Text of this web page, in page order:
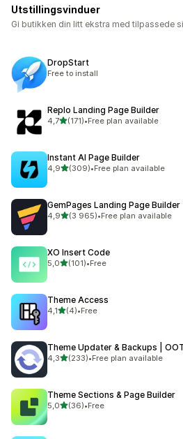
Utstillingsvinduer
Gi butikken din litt ekstra med tilpassede
DropStart
Free to install
Replo Landing Page Builder
4,7av 5 stjerner
(171)
Totalt 171 omtaler
•Free plan available
Instant AI Page Builder
4,9av 5 stjerner
(309)
Totalt 309 omtaler
•Free plan available
GemPages Landing Page Builder
4,9av 5 stjerner
(3 965)
Totalt 3965 omtaler
•Free plan available
XO Insert Code
5,0av 5 stjerner
(101)
Totalt 101 omtaler
•Free
Theme Access
4,1av 5 stjerner
(4)
Totalt 4 omtaler
•Free
Theme Updater & Backups |
4,3av 5 stjerner
(233)
Totalt 233 omtaler
•Free plan available
Theme Sections & Page Builder
5,0av 5 stjerner
(36)
Totalt 36 omtaler
•Free